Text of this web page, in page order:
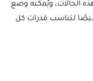
الحالات، ويُمكنه وضع
لتناسب قدرات كل